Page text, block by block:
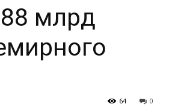
млрд
0
64